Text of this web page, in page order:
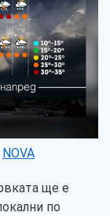
NOVA
ще е
по